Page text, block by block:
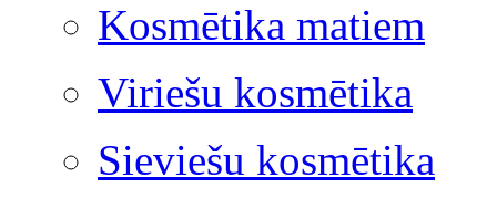
Kosmētika matiem
Viriešu kosmētika
Sieviešu kosmētika